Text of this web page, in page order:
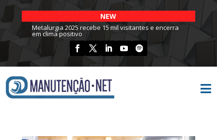
NEW
Metalurgia 2025 recebe 15 mil visitantes e encerra
em clima positivo
